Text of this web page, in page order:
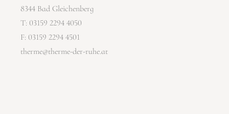
8344 Bad Gleichenberg
T: 03159 2294 4050
F: 03159 2294 4501
therme@therme-der-ruhe.at